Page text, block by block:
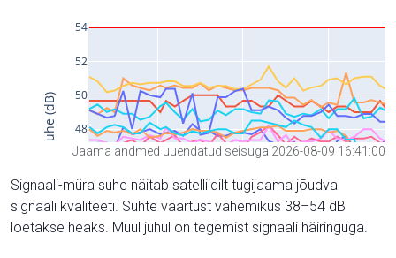
Jaama andmed uuendatud seisuga 2026-08-09 16:41:00
Signaali-müra suhe näitab satelliidilt tugijaama jõudva
signaali kvaliteeti. Suhte väärtust vahemikus 38–54 dB
loetakse heaks. Muul juhul on tegemist signaali häiringuga.